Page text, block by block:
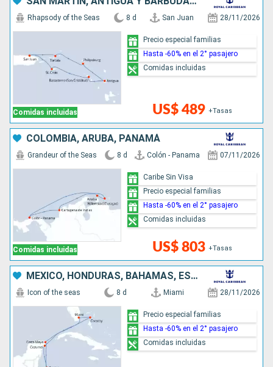
Comidas incluidas
Rhapsody of the Seas 8 d San Juan 28/11/2026
US$ 489 +Tasas
Precio especial familias
Hasta -60% en el 2° pasajero
Comidas incluidas
COLOMBIA, ARUBA, PANAMÁ
Comidas incluidas
Grandeur of the Seas 8 d Colón - Panama 07/11/2026
US$ 803 +Tasas
Caribe Sin Visa
Precio especial familias
Hasta -60% en el 2° pasajero
Comidas incluidas
MÉXICO, HONDURAS, BAHAMAS, ESTADOS UNIDOS
Icon of the seas 8 d Miami 28/11/2026
Precio especial familias
Hasta -60% en el 2° pasajero
Comidas incluidas